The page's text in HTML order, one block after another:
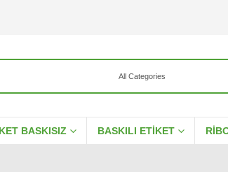
BASKISIZ BASKILI ETIKET